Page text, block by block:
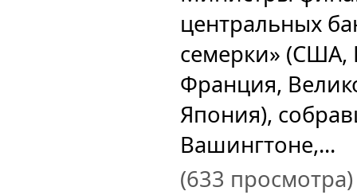
центральных
семерки» (США,
Франция,
Япония),
Вашингтоне,...
(633 просмотра)